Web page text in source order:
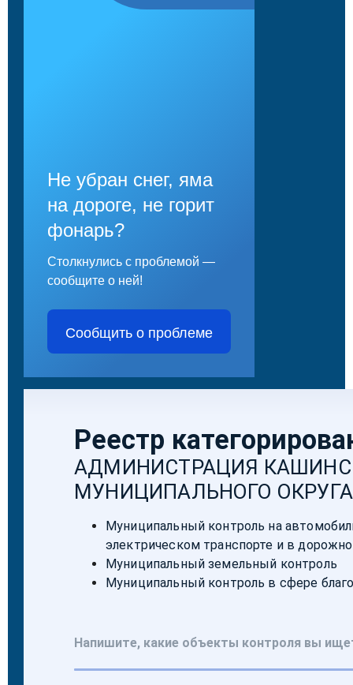
Не убран снег, яма
на дороге, не горит
фонарь?
Столкнулись с проблемой —
сообщите о ней!
Сообщить о проблеме